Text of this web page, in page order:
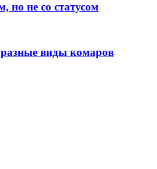
но не со статусом
виды комаров